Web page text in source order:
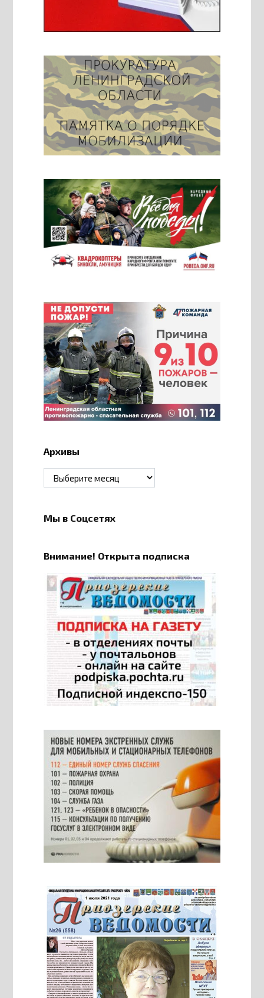
Архивы
Архивы
Мы в Соцсетях
Внимание! Открыта подписка